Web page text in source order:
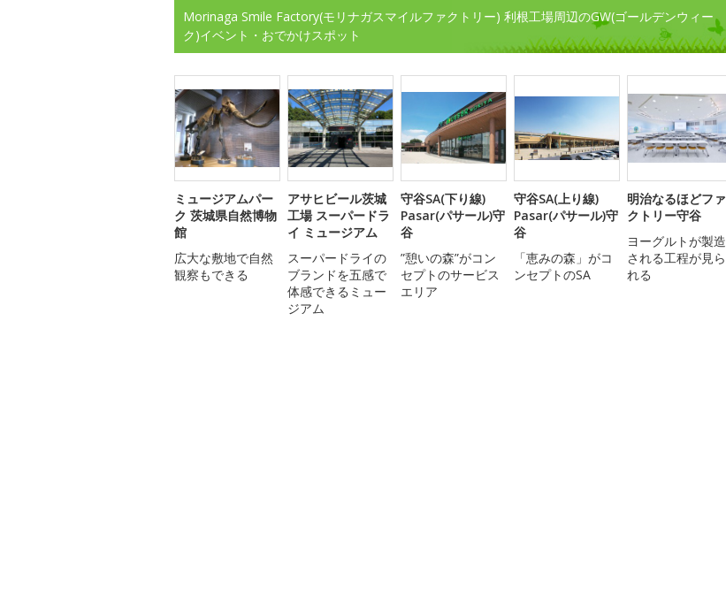
Morinaga Smile Factory(モリナガスマイルファクトリー) 利根工場周辺のGW(ゴールデンウィー
ク)イベント・おでかけスポット
ミュージアムパー
ク 茨城県自然博物
館
広大な敷地で自然
観察もできる
アサヒビール茨城
工場 スーパードラ
イ ミュージアム
スーパードライの
ブランドを五感で
体感できるミュー
ジアム
守谷SA(下り線)
Pasar(パサール)守
谷
”憩いの森”がコン
セプトのサービス
エリア
守谷SA(上り線)
Pasar(パサール)守
谷
「恵みの森」がコ
ンセプトのSA
明治なるほどファ
クトリー守谷
ヨーグルトが製造
される工程が見ら
れる